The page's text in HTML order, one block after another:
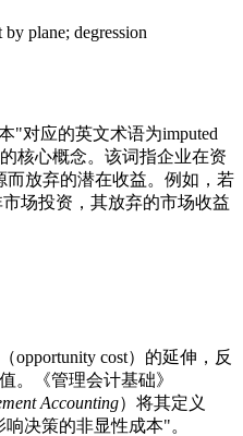
by plane; degression
"对应的英文术语为imputed
核心概念。该词指企业在资
放弃的潜在收益。例如，若
场投资，其放弃的市场收益
opportunity cost）的延伸，反
。《管理会计基础》
Accounting）将其定义
决策的非显性成本"。